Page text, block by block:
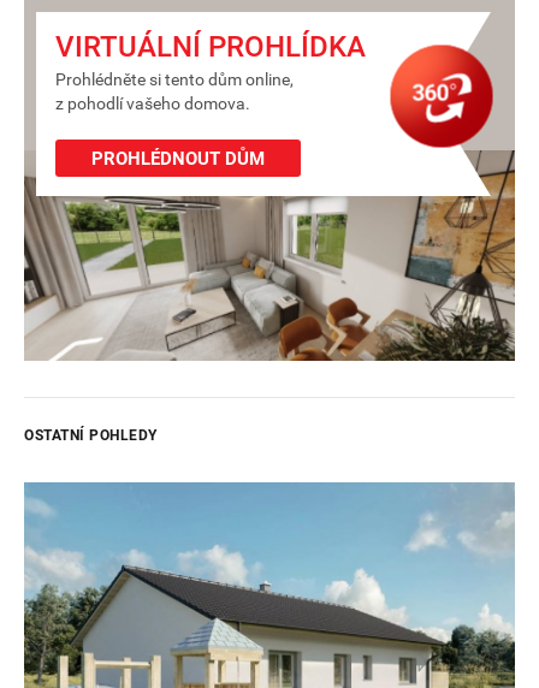
VIRTUÁLNÍ PROHLÍDKA
Prohlédněte si tento dům online,
z pohodlí vašeho domova.
PROHLÉDNOUT DŮM
OSTATNÍ POHLEDY